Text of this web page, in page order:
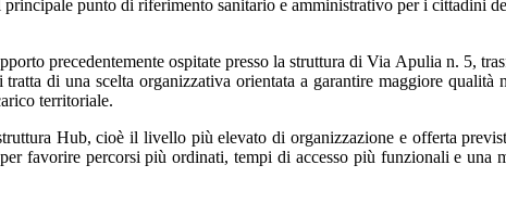
punto di riferimento sanitario e amministrativo per i cittadini
precedentemente ospitate presso la struttura di Via Apulia n. 5,
di una scelta organizzativa orientata a garantire maggiore
territoriale.
Hub, cioè il livello più elevato di organizzazione e offerta
favorire percorsi più ordinati, tempi di accesso più funzionali e